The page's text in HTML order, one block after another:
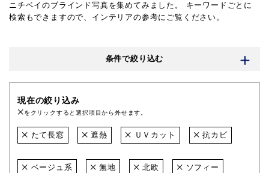
ニチベイのブラインド写真を集めてみました。
キーワードごとに
検索もできますので、インテリアの参考にご覧ください。
条件で絞り込む
現在の絞り込み
をクリックすると選択項目から外せます。
たて長窓 遮熱 ＵＶカット 抗カビ
ベージュ系 無地 北欧 ソフィー